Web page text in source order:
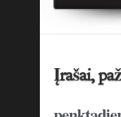
Įrašai,